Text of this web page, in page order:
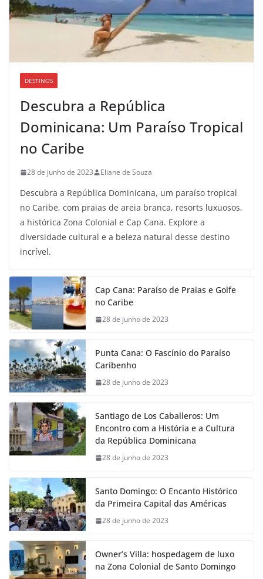
DESTINOS
Descubra a República
Dominicana: Um Paraíso Tropical
no Caribe
28 de junho de 2023 Eliane de Souza
Descubra a República Dominicana, um paraíso tropical
no Caribe, com praias de areia branca, resorts luxuosos,
a histórica Zona Colonial e Cap Cana. Explore a
diversidade cultural e a beleza natural desse destino
incrível.
Cap Cana: Paraíso de Praias e Golfe
no Caribe
28 de junho de 2023
Punta Cana: O Fascínio do Paraíso
Caribenho
28 de junho de 2023
Santiago de Los Caballeros: Um
Encontro com a História e a Cultura
da República Dominicana
28 de junho de 2023
Santo Domingo: O Encanto Histórico
da Primeira Capital das Américas
28 de junho de 2023
Owner’s Villa: hospedagem de luxo
na Zona Colonial de Santo Domingo